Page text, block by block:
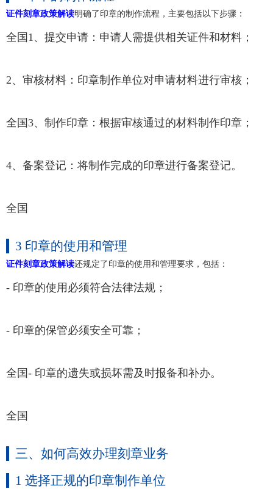
证件刻章政策解读明确了印章的制作流程，主要包括以下步骤：
全国1、提交申请：申请人需提供相关证件和材料；
2、审核材料：印章制作单位对申请材料进行审核；
全国3、制作印章：根据审核通过的材料制作印章；
4、备案登记：将制作完成的印章进行备案登记。
全国
3 印章的使用和管理
证件刻章政策解读还规定了印章的使用和管理要求，包括：
- 印章的使用必须符合法律法规；
- 印章的保管必须安全可靠；
全国- 印章的遗失或损坏需及时报备和补办。
全国
三、如何高效办理刻章业务
1 选择正规的印章制作单位